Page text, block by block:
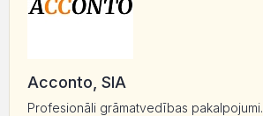
Acconto, SIA
Profesionāli grāmatvedības pakalpojumi.